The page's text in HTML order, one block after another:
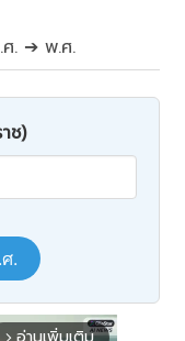
. ➔ พ.ศ.
ช)
.
arrow_forward_ios